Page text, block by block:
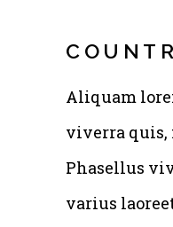
Aliquam
viverra quis,
Phasellus
varius